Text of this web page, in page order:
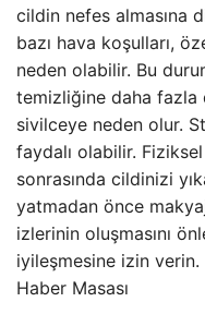
cildin nefes almasına
bazı hava koşulları,
neden olabilir. Bu
temizliğine daha
sivilceye neden olur.
faydalı olabilir.
sonrasında cildinizi
yatmadan önce
izlerinin oluşmasını
iyileşmesine izin
Haber Masası